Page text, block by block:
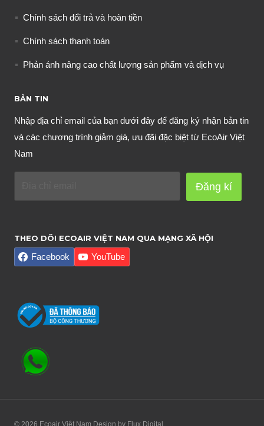
Chính sách đổi trả và hoàn tiền
Chính sách thanh toán
Phản ánh nâng cao chất lượng sản phẩm và dịch vụ
BẢN TIN
Nhập địa chỉ email của bạn dưới đây để đăng ký nhận bản tin
và các chương trình giảm giá, ưu đãi đặc biệt từ EcoAir Việt
Nam
Đăng kí
THEO DÕI ECOAIR VIỆT NAM QUA MẠNG XÃ HỘI
Facebook YouTube